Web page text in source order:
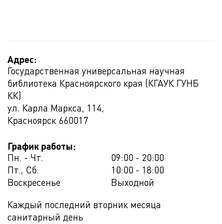
Адрес:
Государственная универсальная научная
библиотека Красноярского края (КГАУК ГУНБ
КК)
ул. Карла Маркса, 114,
Красноярск 660017
График работы:
Пн. - Чт.
09:00 - 20:00
Пт., Сб.
10:00 - 18:00
Воскресенье
Выходной
Каждый последний вторник месяца
санитарный день